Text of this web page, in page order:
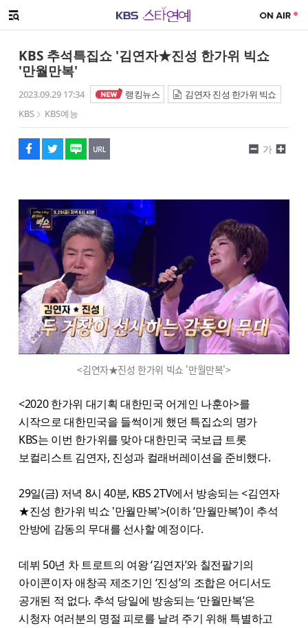
메뉴 열기
KBS 추석특집쇼 '김연자★진성 한가위 빅쇼
'만월만복'
2023.09.29 17:34 랭킹뉴스
김연자 진성 한가위 빅쇼
KBS
KBS예능
페이스북
트위터
네이버
URL복사
글씨 작게보기
가
글씨 크게보기
<김연자★진성 한가위 빅쇼 '만월만복'>
<2020 한가위 대기획 대한민국 어게인 나훈아>를
시작으로 대한민국을 들썩이게 했던 특집쇼의 명가
KBS는 이번 한가위를 맞아 대한민국 국보급 트롯
보컬리스트 김연자, 진성과 컬래버레이션을 준비했다.
29일(금) 저녁 8시 40분, KBS 2TV에서 방송되는 <김연자
★진성 한가위 빅쇼 '만월만복'>(이하 ‘만월만복’)이 추석
안방에 감동의 무대를 선사할 예정이다.
데뷔 50년 차 트로트의 여왕 ‘김연자’와 칠전팔기의
아이콘이자 애창곡 제조기인 ‘진성’의 조합은 어디서도
공개된 적 없다. 추석 당일에 방송되는 ‘만월만복’은
시청자 여러분의 명절 피로를 날려 주기 위해 특별하고